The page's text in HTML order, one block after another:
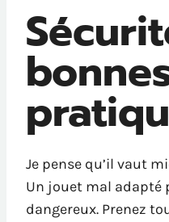
Je pense qu’il vaut
Un jouet mal adapté
dangereux. Prenez